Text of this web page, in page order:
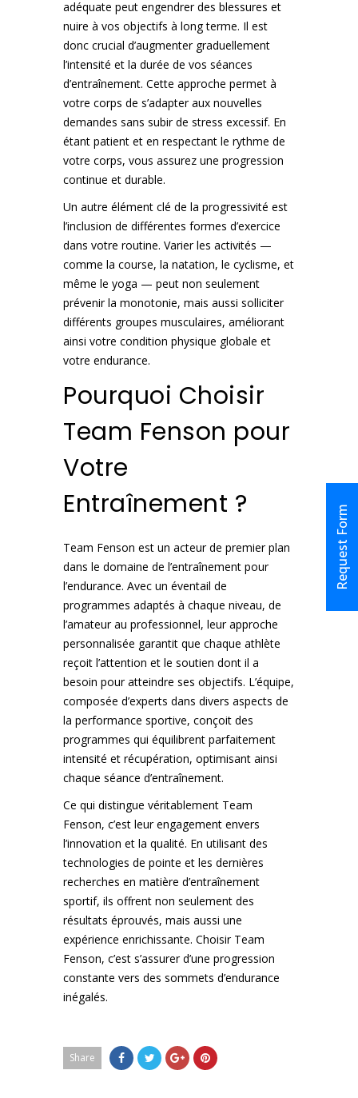
Request Form
adéquate peut engendrer des blessures et
nuire à vos objectifs à long terme. Il est
donc crucial d’augmenter graduellement
l’intensité et la durée de vos séances
d’entraînement. Cette approche permet à
votre corps de s’adapter aux nouvelles
demandes sans subir de stress excessif. En
étant patient et en respectant le rythme de
votre corps, vous assurez une progression
continue et durable.
Un autre élément clé de la progressivité est
l’inclusion de différentes formes d’exercice
dans votre routine. Varier les activités —
comme la course, la natation, le cyclisme, et
même le yoga — peut non seulement
prévenir la monotonie, mais aussi solliciter
différents groupes musculaires, améliorant
ainsi votre condition physique globale et
votre endurance.
Pourquoi Choisir
Team Fenson pour
Votre
Entraînement ?
Team Fenson est un acteur de premier plan
dans le domaine de l’entraînement pour
l’endurance. Avec un éventail de
programmes adaptés à chaque niveau, de
l’amateur au professionnel, leur approche
personnalisée garantit que chaque athlète
reçoit l’attention et le soutien dont il a
besoin pour atteindre ses objectifs. L’équipe,
composée d’experts dans divers aspects de
la performance sportive, conçoit des
programmes qui équilibrent parfaitement
intensité et récupération, optimisant ainsi
chaque séance d’entraînement.
Ce qui distingue véritablement Team
Fenson, c’est leur engagement envers
l’innovation et la qualité. En utilisant des
technologies de pointe et les dernières
recherches en matière d’entraînement
sportif, ils offrent non seulement des
résultats éprouvés, mais aussi une
expérience enrichissante. Choisir Team
Fenson, c’est s’assurer d’une progression
constante vers des sommets d’endurance
inégalés.
Share